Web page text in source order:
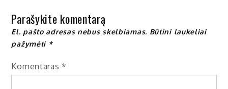
Parašykite komentarą
El. pašto adresas nebus skelbiamas. Būtini laukeliai
pažymėti *
Komentaras *